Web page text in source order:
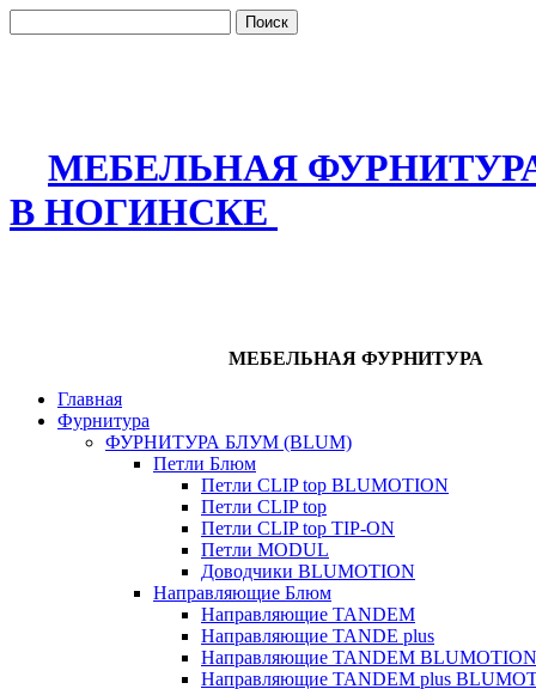
МЕБЕЛЬНАЯ
В НОГИНСКЕ
МЕБЕЛЬНАЯ ФУРНИТУРА
Главная
Фурнитура
ФУРНИТУРА БЛУМ (BLUM)
Петли Блюм
Петли CLIP top BLUMOTION
Петли CLIP top
Петли CLIP top TIP-ON
Петли MODUL
Доводчики BLUMOTION
Направляющие Блюм
Направляющие TANDEM
Направляющие TANDE plus
Направляющие TANDEM BLUMOTION
Направляющие TANDEM plus